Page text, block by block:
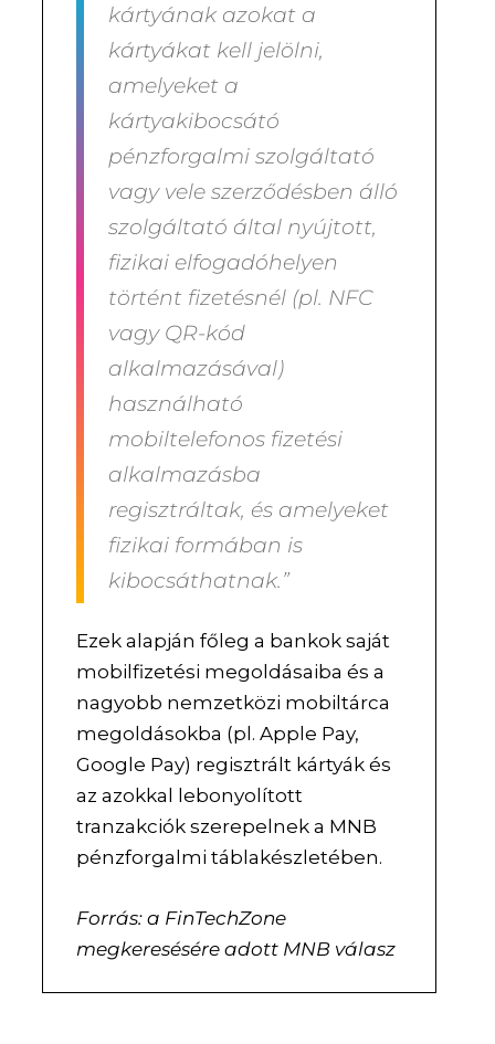
kártyának azokat a
kártyákat kell jelölni,
amelyeket a
kártyakibocsátó
pénzforgalmi szolgáltató
vagy vele szerződésben álló
szolgáltató által nyújtott,
fizikai elfogadóhelyen
történt fizetésnél (pl. NFC
vagy QR-kód
alkalmazásával)
használható
mobiltelefonos fizetési
alkalmazásba
regisztráltak, és amelyeket
fizikai formában is
kibocsáthatnak.”
Ezek alapján főleg a bankok saját
mobilfizetési megoldásaiba és a
nagyobb nemzetközi mobiltárca
megoldásokba (pl. Apple Pay,
Google Pay) regisztrált kártyák és
az azokkal lebonyolított
tranzakciók szerepelnek a MNB
pénzforgalmi táblakészletében.
Forrás: a FinTechZone
megkeresésére adott MNB válasz